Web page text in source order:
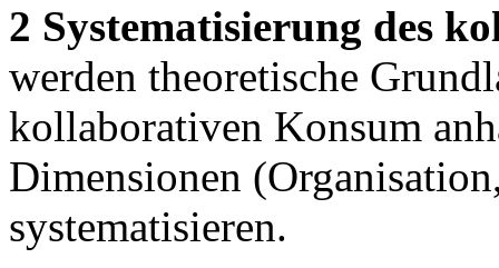
2 Systematisierung des
werden theoretische
kollaborativen Konsum
Dimensionen
systematisieren.